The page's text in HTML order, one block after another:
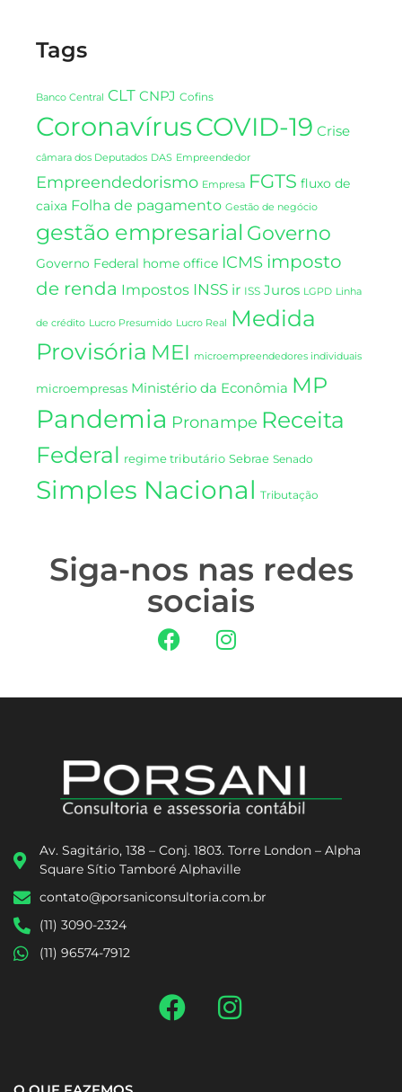
Tags
Banco Central CLT CNPJ Cofins
CoronavírusCOVID-19 Crise
câmara dos Deputados DAS Empreendedor
Empreendedorismo Empresa FGTS fluxo de
caixa Folha de pagamento Gestão de negócio
gestão empresarial Governo
Governo Federal home office ICMS imposto
de renda Impostos INSS ir ISS Juros LGPD Linha
de crédito Lucro Presumido Lucro Real
Medida
Provisória MEI microempreendedores individuais
microempresas Ministério da Econômia MP
Pandemia Pronampe Receita
Federal regime tributário Sebrae Senado
Simples Nacional Tributação
Siga-nos nas redes
sociais
Av. Sagitário, 138 – Conj. 1803. Torre London – Alpha
Square Sítio Tamboré Alphaville
contato@porsaniconsultoria.com.br
(11) 3090-2324
(11) 96574-7912